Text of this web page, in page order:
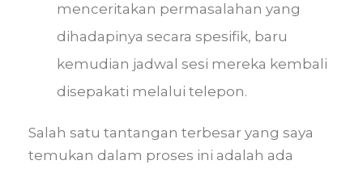
menceritakan permasalahan yang
dihadapinya secara spesifik, baru
kemudian jadwal sesi mereka kembali
disepakati melalui telepon.
Salah satu tantangan terbesar yang saya
temukan dalam proses ini adalah ada